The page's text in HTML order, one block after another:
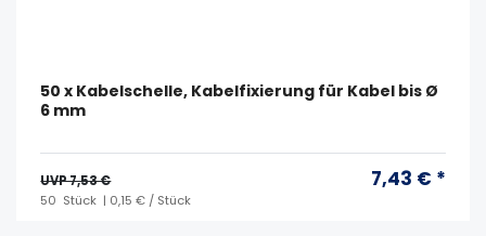
50 x Kabelschelle, Kabelfixierung für Kabel bis Ø
6 mm
UVP 7,53 € 7,43 € *
50 Stück | 0,15 € / Stück